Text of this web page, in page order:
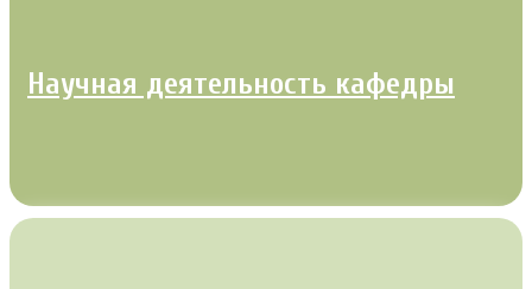
Научная деятельность кафедры